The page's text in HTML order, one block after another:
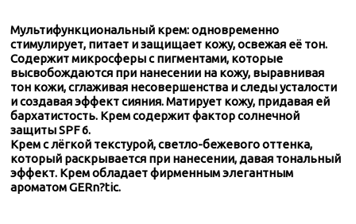
Мультифункциональный крем:одновременно
стимулирует, питает и защищает кожу, освежая её тон.
Содержит микросферы с пигментами, которые
высвобождаются при нанесении на кожу, выравнивая
тон кожи, сглаживая несовершенства и следы усталости
и создавая эффект сияния. Матирует кожу, придавая ей
бархатистость. Крем содержит фактор солнечной
защиты SPF 6.
Крем с лёгкой текстурой, светло-бежевого оттенка,
который раскрывается при нанесении, давая тональный
эффект. Крем обладает фирменным элегантным
ароматом GERn?tic.